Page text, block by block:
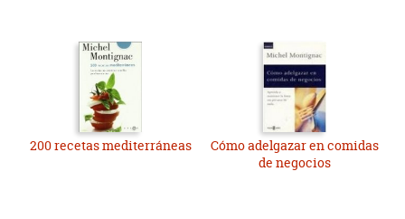
200 recetas mediterráneas
Cómo adelgazar en comidas
de negocios